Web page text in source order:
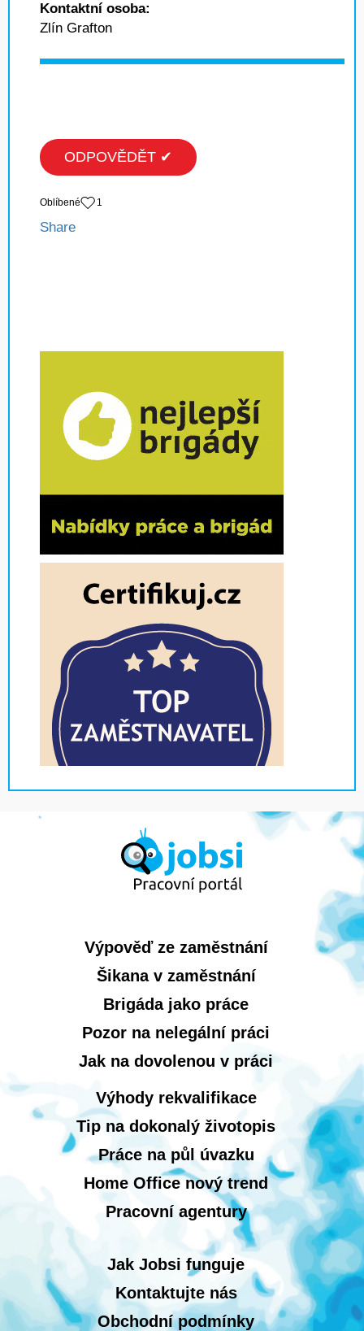
Kontaktní osoba:
Zlín Grafton
ODPOVĚDĚT ✔
Oblíbené 1
Share
Výpověď ze zaměstnání
Šikana v zaměstnání
Brigáda jako práce
Pozor na nelegální práci
Jak na dovolenou v práci
Výhody rekvalifikace
Tip na dokonalý životopis
Práce na půl úvazku
Home Office nový trend
Pracovní agentury
Jak Jobsi funguje
Kontaktujte nás
Obchodní podmínky